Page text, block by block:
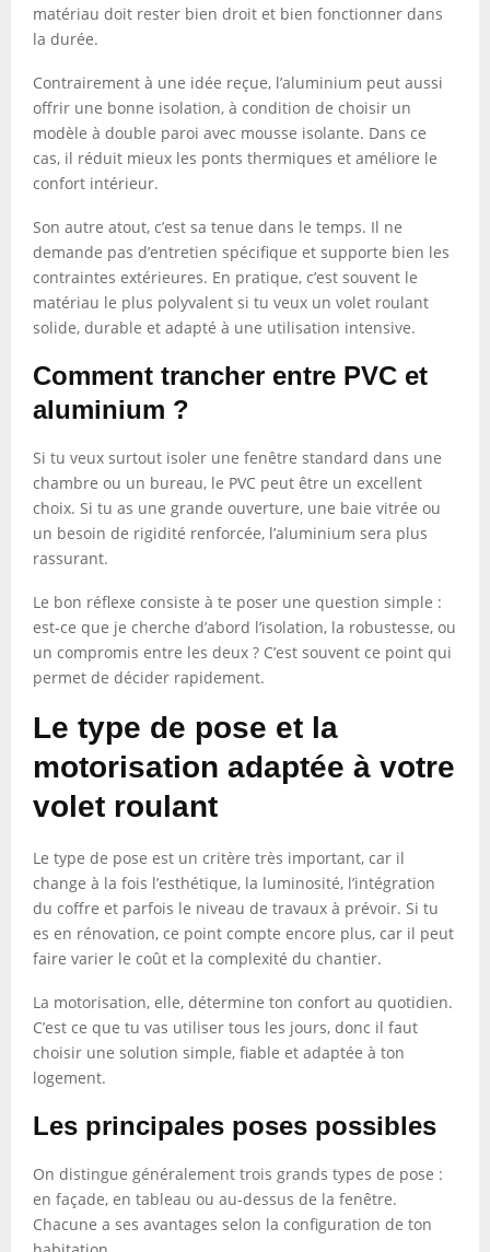
matériau doit rester bien droit et bien fonctionner dans
la durée.
Contrairement à une idée reçue, l’aluminium peut aussi
offrir une bonne isolation, à condition de choisir un
modèle à double paroi avec mousse isolante. Dans ce
cas, il réduit mieux les ponts thermiques et améliore le
confort intérieur.
Son autre atout, c’est sa tenue dans le temps. Il ne
demande pas d’entretien spécifique et supporte bien les
contraintes extérieures. En pratique, c’est souvent le
matériau le plus polyvalent si tu veux un volet roulant
solide, durable et adapté à une utilisation intensive.
Comment trancher entre PVC et
aluminium ?
Si tu veux surtout isoler une fenêtre standard dans une
chambre ou un bureau, le PVC peut être un excellent
choix. Si tu as une grande ouverture, une baie vitrée ou
un besoin de rigidité renforcée, l’aluminium sera plus
rassurant.
Le bon réflexe consiste à te poser une question simple :
est-ce que je cherche d’abord l’isolation, la robustesse, ou
un compromis entre les deux ? C’est souvent ce point qui
permet de décider rapidement.
Le type de pose et la
motorisation adaptée à votre
volet roulant
Le type de pose est un critère très important, car il
change à la fois l’esthétique, la luminosité, l’intégration
du coffre et parfois le niveau de travaux à prévoir. Si tu
es en rénovation, ce point compte encore plus, car il peut
faire varier le coût et la complexité du chantier.
La motorisation, elle, détermine ton confort au quotidien.
C’est ce que tu vas utiliser tous les jours, donc il faut
choisir une solution simple, fiable et adaptée à ton
logement.
Les principales poses possibles
On distingue généralement trois grands types de pose :
en façade, en tableau ou au-dessus de la fenêtre.
Chacune a ses avantages selon la configuration de ton